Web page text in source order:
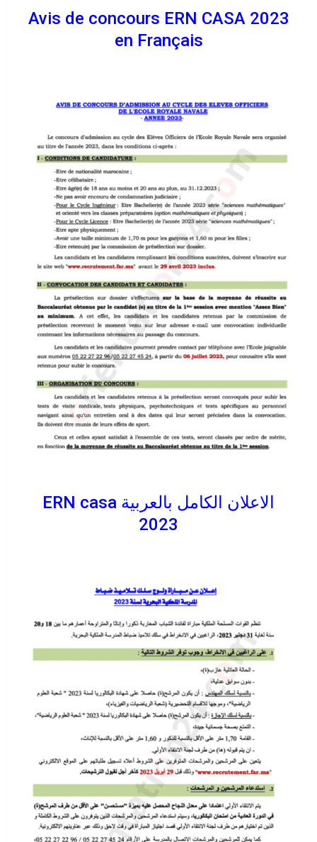
Avis de concours ERN CASA 2023
en Français
الاعلان الكامل بالعربية ERN casa
2023